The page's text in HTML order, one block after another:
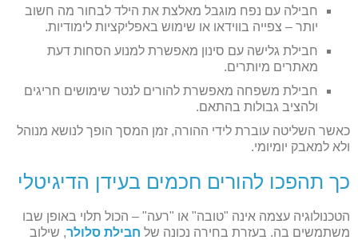
חבילה עם נפח מוגבל מאלצת את הילד לבחור מה חשוב
יותר – צפייה בווידאו או שימוש באפליקציות לימודיות.
חבילת גלישה עם סינון מאפשרת למנוע הסחות דעת
מאתרים מיותרים.
חבילת משפחה מאפשרת להורים לנטר שימושים חריגים
ולהציב גבולות בהתאם.
כאשר השליטה עוברת לידי ההורה, זמן המסך הופך לנושא מנוהל
ולא למאבק יומיומי.
כך תהפכו להורים חכמים בעידן הדיגיטלי
הטכנולוגיה עצמה אינה "טובה" או "רעה" – הכול תלוי באופן שבו
משתמשים בה. בעזרת בחירה נכונה של חבילת סלולר, שילוב